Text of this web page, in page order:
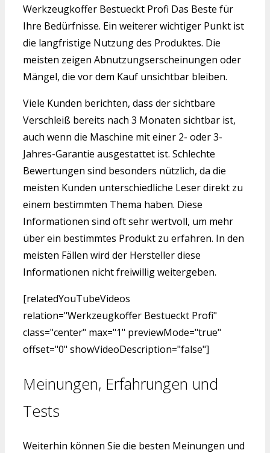
Werkzeugkoffer Bestueckt Profi Das Beste für
Ihre Bedürfnisse. Ein weiterer wichtiger Punkt ist
die langfristige Nutzung des Produktes. Die
meisten zeigen Abnutzungserscheinungen oder
Mängel, die vor dem Kauf unsichtbar bleiben.
Viele Kunden berichten, dass der sichtbare
Verschleiß bereits nach 3 Monaten sichtbar ist,
auch wenn die Maschine mit einer 2- oder 3-
Jahres-Garantie ausgestattet ist. Schlechte
Bewertungen sind besonders nützlich, da die
meisten Kunden unterschiedliche Leser direkt zu
einem bestimmten Thema haben. Diese
Informationen sind oft sehr wertvoll, um mehr
über ein bestimmtes Produkt zu erfahren. In den
meisten Fällen wird der Hersteller diese
Informationen nicht freiwillig weitergeben.
[relatedYouTubeVideos
relation="Werkzeugkoffer Bestueckt Profi"
class="center" max="1" previewMode="true"
offset="0" showVideoDescription="false"]
Meinungen, Erfahrungen und
Tests
Weiterhin können Sie die besten Meinungen und